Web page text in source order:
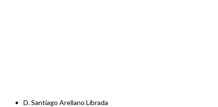
D. Santiago Arellano Librada